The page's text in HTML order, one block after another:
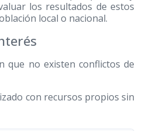
los resultados de estos
local o nacional.
que no existen conflictos de
con recursos propios sin